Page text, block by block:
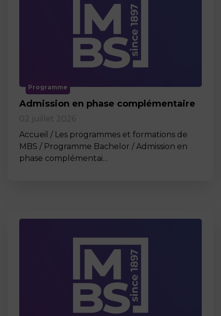
Programme
Admission en phase complémentaire
02 juillet 2026
Accueil / Les programmes et formations de
MBS / Programme Bachelor / Admission en
phase complémentai…